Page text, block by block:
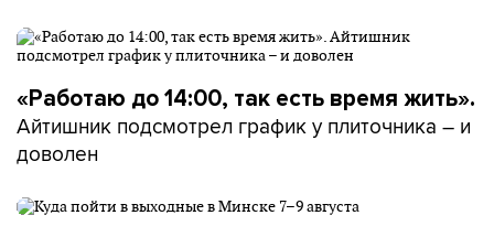
«Работаю до 14:00, так есть время жить».
Айтишник подсмотрел график у плиточника – и
доволен